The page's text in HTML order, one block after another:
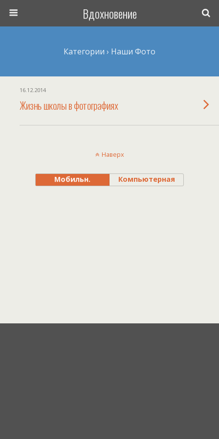
Вдохновение
Категории › Наши Фото
16.12.2014
Жизнь школы в фотографиях
Наверх
Мобильн. Компьютерная